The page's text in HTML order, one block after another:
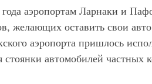
аэропортам Ларнаки и
желающих оставить свои
аэропорта пришлось
стоянки автомобилей частных